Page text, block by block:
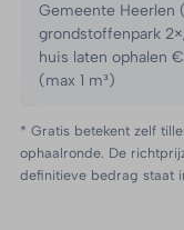
Gemeente Heerlen
grondstoffenpark
huis laten ophalen
(max 1 m³)
* Gratis betekent zelf
ophaalronde. De
definitieve bedrag staat